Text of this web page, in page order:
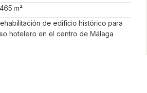
m²
de edificio histórico para
hotelero en el centro de Málaga